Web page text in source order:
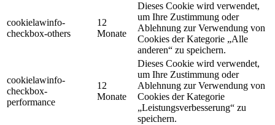
cookielawinfo-
checkbox-others
12
Monate
Dieses Cookie wird verwendet,
um Ihre Zustimmung oder
Ablehnung zur Verwendung von
Cookies der Kategorie „Alle
anderen“ zu speichern.
cookielawinfo-
checkbox-
performance
12
Monate
Dieses Cookie wird verwendet,
um Ihre Zustimmung oder
Ablehnung zur Verwendung von
Cookies der Kategorie
„Leistungsverbesserung“ zu
speichern.